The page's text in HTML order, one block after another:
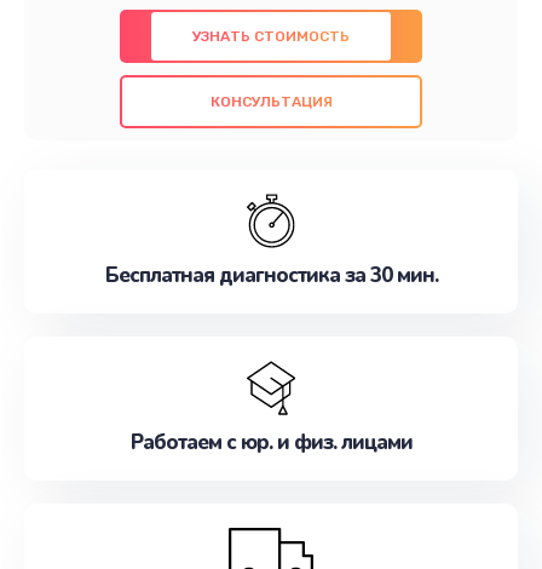
предлагаем быстрый и качественный ремонт с
использованием оригинальных компонентов, а
также гарантируем качество всех
проведенных работ. Наша цель - предоставить
наилучшим образом. Не медлите записаться на
УЗНАТЬ СТОИМОСТЬ
КОНСУЛЬТАЦИЯ
Бесплатная диагностика за 30 мин.
Работаем с юр. и физ. лицами